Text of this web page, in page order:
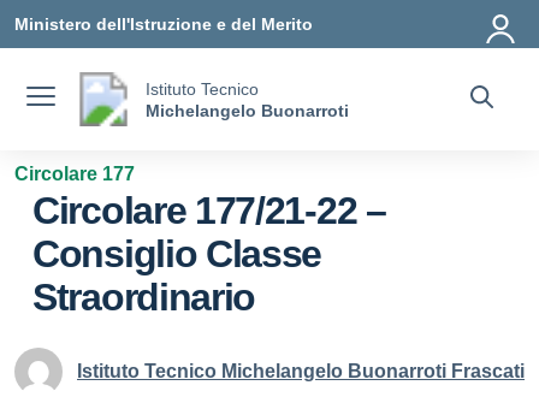
Ministero dell'Istruzione e del Merito
Istituto Tecnico
Michelangelo Buonarroti
Circolare 177
Circolare 177/21-22 –
Consiglio Classe
Straordinario
Istituto Tecnico Michelangelo Buonarroti Frascati